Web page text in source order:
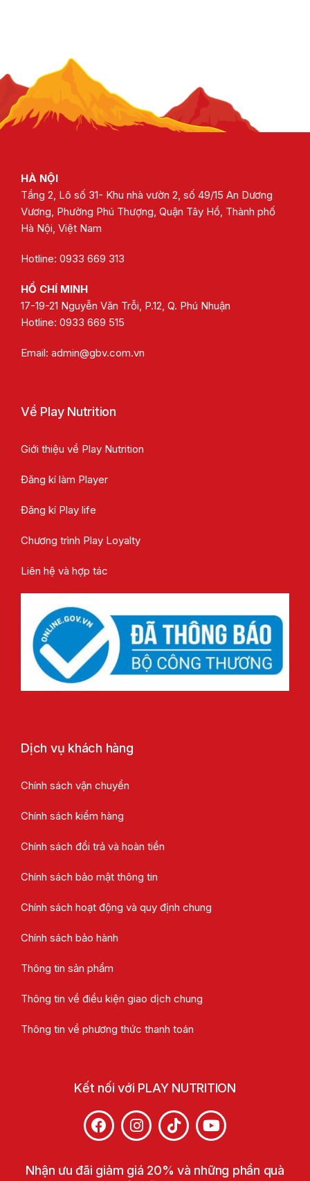
HÀ NỘI
Tầng 2, Lô số 31- Khu nhà vườn 2, số 49/15 An Dương
Vương, Phường Phú Thượng, Quận Tây Hồ, Thành phố
Hà Nội, Việt Nam
Hotline: 0933 669 313
HỒ CHÍ MINH
17-19-21 Nguyễn Văn Trỗi, P.12, Q. Phú Nhuận
Hotline: 0933 669 515
Email: admin@gbv.com.vn
Về Play Nutrition
Giới thiệu về Play Nutrition
Đăng kí làm Player
Đăng kí Play life
Chương trình Play Loyalty
Liên hệ và hợp tác
Dịch vụ khách hàng
Chính sách vận chuyển
Chính sách kiểm hàng
Chính sách đổi trả và hoàn tiền
Chính sách bảo mật thông tin
Chính sách hoạt động và quy định chung
Chính sách bảo hành
Thông tin sản phẩm
Thông tin về điều kiện giao dịch chung
Thông tin về phương thức thanh toán
Kết nối với PLAY NUTRITION
Nhận ưu đãi giảm giá 20% và những phần quà